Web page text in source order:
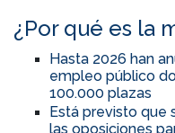
¿Por qué es la
Hasta 2026 han
empleo público
100.000 plazas
Está previsto que
las oposiciones